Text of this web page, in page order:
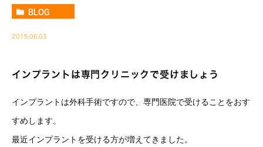
BLOG
2015.06.03
インプラントは専門クリニックで受けましょう
インプラントは外科手術ですので、専門医院で受けることをおす
すめします。
最近インプラントを受ける方が増えてきました。